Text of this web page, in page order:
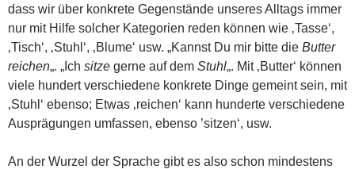
dass wir über konkrete Gegenstände unseres Alltags immer
nur mit Hilfe solcher Kategorien reden können wie ‚Tasse‘,
‚Tisch‘, ‚Stuhl‘, ‚Blume‘ usw. „Kannst Du mir bitte die Butter
reichen„. „Ich sitze gerne auf dem Stuhl„. Mit ‚Butter‘ können
viele hundert verschiedene konkrete Dinge gemeint sein, mit
‚Stuhl‘ ebenso; Etwas ‚reichen‘ kann hunderte verschiedene
Ausprägungen umfassen, ebenso ’sitzen‘, usw.
An der Wurzel der Sprache gibt es also schon mindestens